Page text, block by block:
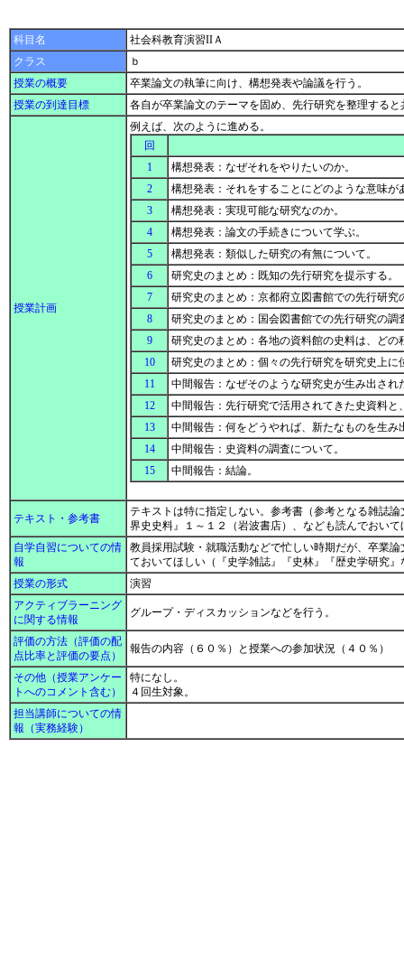
科目名
社会科教育演習IIＡ
クラス
ｂ
授業の概要
卒業論文の執筆に向け、構想発表や論議を行う。
授業の到達目標
各自が卒業論文のテーマを固め、先行研究を整理する
授業計画
例えば、次のように進める。
回
1
構想発表：なぜそれをやりたいのか。
2
構想発表：それをすることにどのような意味が
3
構想発表：実現可能な研究なのか。
4
構想発表：論文の手続きについて学ぶ。
5
構想発表：類似した研究の有無について。
6
研究史のまとめ：既知の先行研究を提示する。
7
研究史のまとめ：京都府立図書館での先行研究
8
研究史のまとめ：国会図書館での先行研究の調
9
研究史のまとめ：各地の資料館の史料は、ど
10
研究史のまとめ：個々の先行研究を研究史上
11
中間報告：なぜそのような研究史が生み出され
12
中間報告：先行研究で活用されてきた史資料
13
中間報告：何をどうやれば、新たなものを生み
14
中間報告：史資料の調査について。
15
中間報告：結論。
テキスト・参考書
テキストは特に指定しない。参考書（参考となる雑誌
界史史料』１～１２（岩波書店）、なども読んでおい
自学自習についての情
報
教員採用試験・就職活動などで忙しい時期だが、卒業
ておいてほしい（『史学雑誌』『史林』『歴史学研究
授業の形式
演習
アクティブラーニング
に関する情報
グループ・ディスカッションなどを行う。
評価の方法（評価の配
点比率と評価の要点）
報告の内容（６０％）と授業への参加状況（４０％）
その他（授業アンケー
トへのコメント含む）
特になし。
４回生対象。
担当講師についての情
報（実務経験）